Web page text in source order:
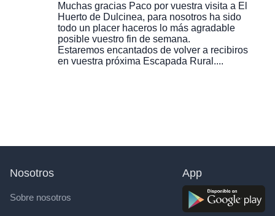
Muchas gracias Paco por vuestra visita a El
Huerto de Dulcinea, para nosotros ha sido
todo un placer haceros lo más agradable
posible vuestro fin de semana.
Estaremos encantados de volver a recibiros
en vuestra próxima Escapada Rural....
Nosotros
Sobre nosotros
App